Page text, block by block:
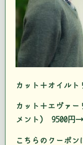
カット＋オイル
カット＋エヴァ
メント) 9500円
こちらのクーポ